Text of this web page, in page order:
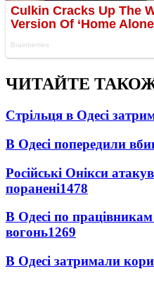
ЧИТАЙТЕ
Стрільця в Одесі
В Одесі попередили
Російські Онікси
поранені1478
В Одесі по
вогонь1269
В Одесі затримали